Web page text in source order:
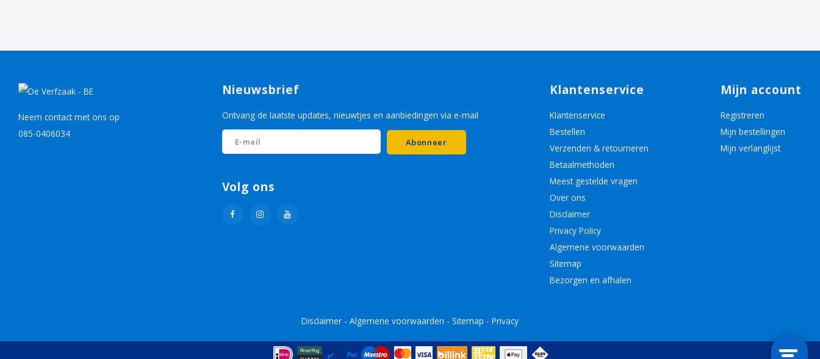
Neem contact met ons op
085-0406034
Nieuwsbrief
Ontvang de laatste updates, nieuwtjes en aanbiedingen via e-mail
Abonneer
Volg ons
Klantenservice
Klantenservice
Bestellen
Verzenden & retourneren
Betaalmethoden
Meest gestelde vragen
Over ons
Disclaimer
Privacy Policy
Algemene voorwaarden
Sitemap
Bezorgen en afhalen
Mijn account
Registreren
Mijn bestellingen
Mijn verlanglijst
Disclaimer - Algemene voorwaarden - Sitemap - Privacy